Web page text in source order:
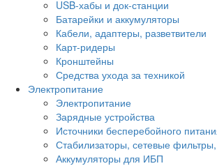
USB-хабы и док-станции
Батарейки и аккумуляторы
Кабели, адаптеры, разветвители
Карт-ридеры
Кронштейны
Средства ухода за техникой
Электропитание
Электропитание
Зарядные устройства
Источники бесперебойного
Стабилизаторы, сетевые
Аккумуляторы для ИБП